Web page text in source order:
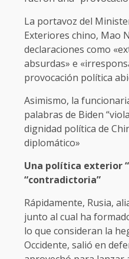
La portavoz del
Exteriores chino, Mao
declaraciones como
absurdas» e
provocación política
Asimismo, la
palabras de Biden
dignidad política de
diplomático»
Una política exterior
“contradictoria”
Rápidamente, Rusia,
junto al cual ha
lo que consideran la
Occidente, salió en